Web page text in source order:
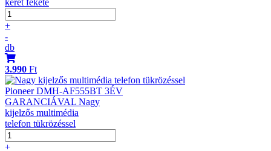
keret fekete
+
-
db
3.990 Ft
Pioneer DMH-AF555BT 3ÉV
GARANCIÁVAL Nagy
kijelzős multimédia
telefon tükrözéssel
+